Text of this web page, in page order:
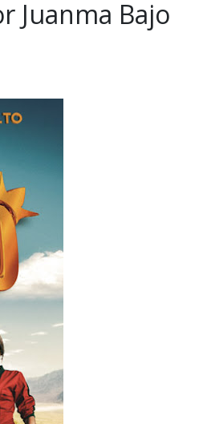
Juanma Bajo